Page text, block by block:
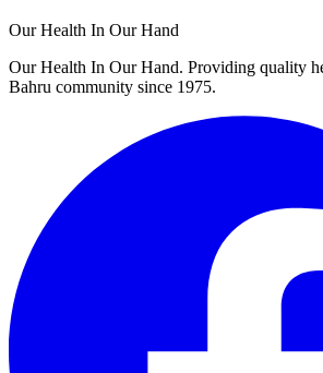
Our Health In Our Hand
Our Health In Our Hand. Providing quality
Bahru community since 1975.